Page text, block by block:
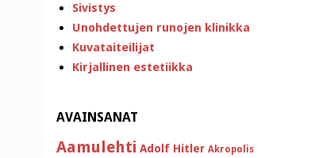
Sivistys
Unohdettujen runojen klinikka
Kuvataiteilijat
Kirjallinen estetiikka
AVAINSANAT
Aamulehti Adolf Hitler Akropolis